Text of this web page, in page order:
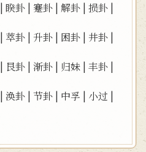
|睽卦 | 蹇卦 |解卦 |损卦 |
| 萃卦 |升卦 | 困卦 |井卦 |
| 艮卦 |渐卦 | 归妹 |丰卦 |
|涣卦 |节卦 | 中孚 | 小过 |